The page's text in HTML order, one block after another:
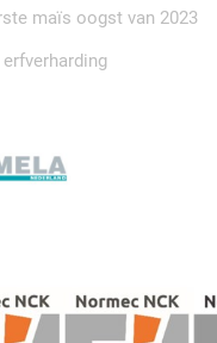
maïs oogst van 2023